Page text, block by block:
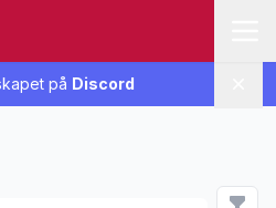
på Discord